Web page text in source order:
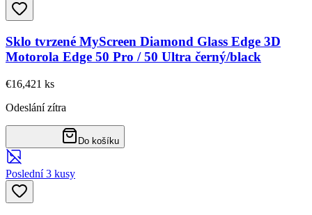
Sklo tvrzené MyScreen Diamond Glass Edge 3D
Motorola Edge 50 Pro / 50 Ultra černý/black
€16,421 ks
Odeslání zítra
Do košíku
Poslední 3 kusy